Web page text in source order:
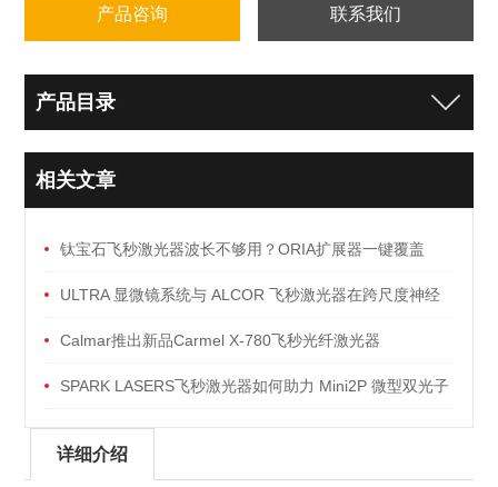
产品咨询 联系我们
产品目录
相关文章
钛宝石飞秒激光器波长不够用？ORIA扩展器一键覆盖
340-4090nm
ULTRA 显微镜系统与 ALCOR 飞秒激光器在跨尺度神经
成像中的协同创新
Calmar推出新品Carmel X-780飞秒光纤激光器
SPARK LASERS飞秒激光器如何助力 Mini2P 微型双光子
显微镜
详细介绍